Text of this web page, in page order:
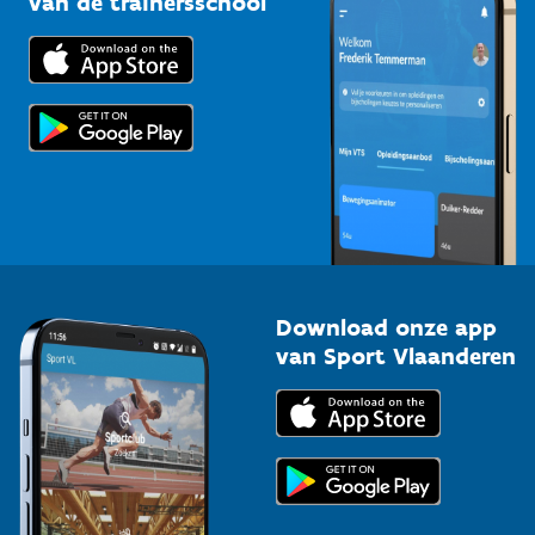
Trainers en begeleiders
Topsporters
Downloads
Voor de pers
Download onze app
van Sport Vlaanderen